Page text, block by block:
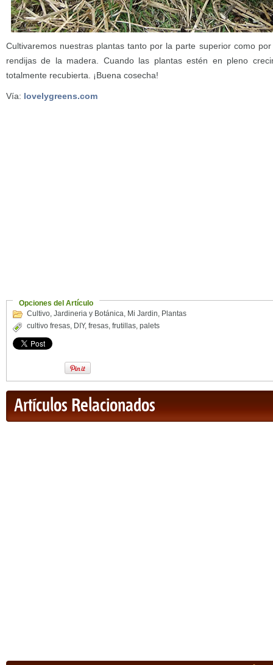
Cultivaremos nuestras plantas tanto por la parte superior como
rendijas de la madera. Cuando las plantas estén en pleno
totalmente recubierta. ¡Buena cosecha!
Vía: lovelygreens.com
Opciones del Artículo
Cultivo, Jardineria y Botánica, Mi Jardin, Plantas
cultivo fresas, DIY, fresas, frutillas, palets
Artículos Relacionados